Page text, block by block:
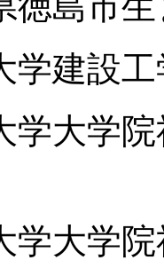
建設工
大学院
大学院